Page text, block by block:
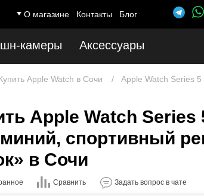
О магазине Контакты Блог
камеры Аксессуары
Apple Watch в Сочи Apple Watch Series 5
Apple Watch Series
спортивный
в Сочи
Сравнить Задать вопрос в чате